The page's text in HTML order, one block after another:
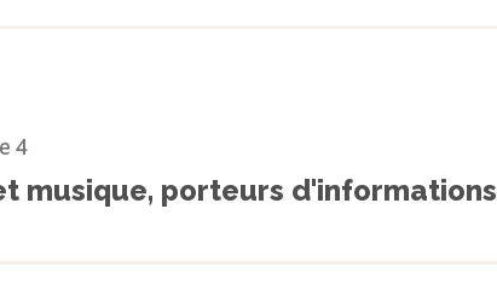
4
musique, porteurs d'informations